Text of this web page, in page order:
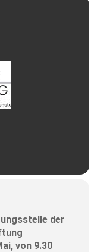
der
, von 9.30